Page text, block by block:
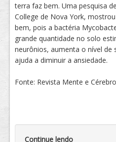
terra faz bem. Uma pesquisa
College de Nova York,
bem, pois a bactéria
grande quantidade no solo
neurônios, aumenta o nível de
ajuda a diminuir a ansiedade.
Fonte: Revista Mente e
Continue lendo